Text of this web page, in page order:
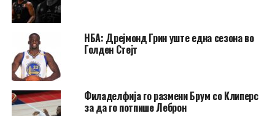
НБА: Дрејмонд Грин уште една сезона во
Голден Стејт
Филаделфија го размени Брум со Клиперс
за да го потпише Леброн